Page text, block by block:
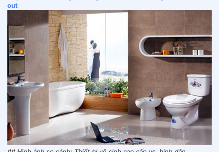
out